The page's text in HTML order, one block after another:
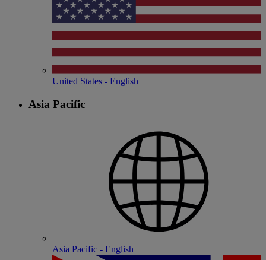
United States - English
Asia Pacific
Asia Pacific - English